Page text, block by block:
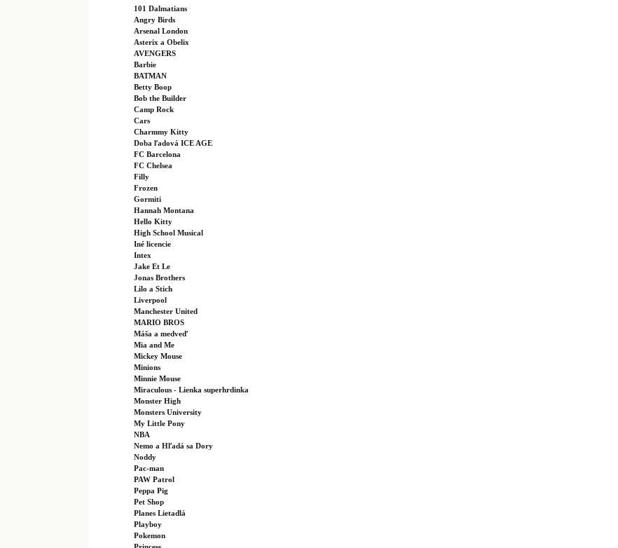
101 Dalmatians
Angry Birds
Arsenal London
Asterix a Obelix
AVENGERS
Barbie
BATMAN
Betty Boop
Bob the Builder
Camp Rock
Cars
Charmmy Kitty
Doba ľadová ICE AGE
FC Barcelona
FC Chelsea
Filly
Frozen
Gormiti
Hannah Montana
Hello Kitty
High School Musical
Iné licencie
Intex
Jake Et Le
Jonas Brothers
Lilo a Stich
Liverpool
Manchester United
MARIO BROS
Máša a medveď
Mia and Me
Mickey Mouse
Minions
Minnie Mouse
Miraculous - Lienka superhrdinka
Monster High
Monsters University
My Little Pony
NBA
Nemo a Hľadá sa Dory
Noddy
Pac-man
PAW Patrol
Peppa Pig
Pet Shop
Planes Lietadlá
Playboy
Pokemon